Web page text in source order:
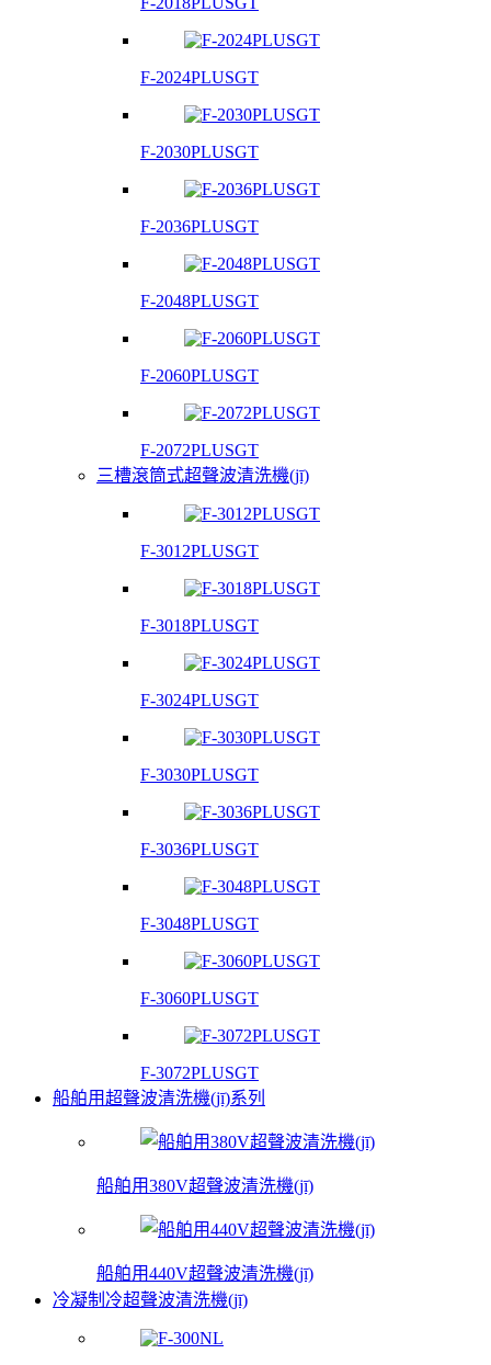
F-2024PLUSGT
F-2030PLUSGT
F-2036PLUSGT
F-2048PLUSGT
F-2060PLUSGT
F-2072PLUSGT
三槽滾筒式超聲波清洗機(jī)
F-3012PLUSGT
F-3018PLUSGT
F-3024PLUSGT
F-3030PLUSGT
F-3036PLUSGT
F-3048PLUSGT
F-3060PLUSGT
F-3072PLUSGT
船舶用超聲波清洗機(jī)系列
船舶用380V超聲波清洗機(jī)
船舶用440V超聲波清洗機(jī)
冷凝制冷超聲波清洗機(jī)